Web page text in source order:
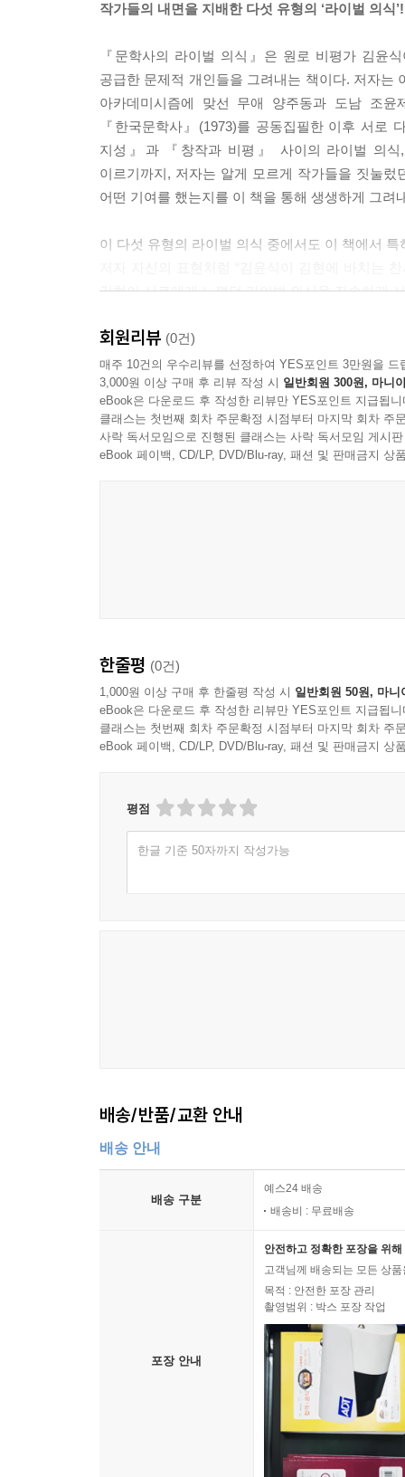
위에서 본 김현의 저러한 견해가 여기에서 왔지 않
서정성’이 그것이며 ‘열정=재능’의 도식이 그것
아니라 김윤식에 대한 ‘사랑’이었다. 사랑하지 않
김현의 아킬레스건이 ‘실증주의’였던 증거치고 이
실상 김현이 한동안 라이벌인 『창작과 비평』에
을 갖고 있지 않았다. 김윤식의 『한국근대문예비
와 붕어를 못 보았던 것이다. 아무 이론도 공부한
--- p.162~163
은 관촌 마을의 소년이 서라벌예대에 들고, 『장
때 이따금 관악산의 키 큰 비평가도 끼어들어 저
으로 펼쳐져 있었다.
--- p.353
작가들의 내면을 지배한 다섯 유형의 ‘라이벌 의식
『문학사의 라이벌 의식』은 원로 비평가 김윤
공급한 문제적 개인들을 그려내는 책이다. 저자는
아카데미시즘에 맞선 무애 양주동과 도남 조
『한국문학사』(1973)를 공동집필한 이후 서로
지성』과 『창작과 비평』 사이의 라이벌 의
이르기까지, 저자는 알게 모르게 작가들을 짓눌
어떤 기여를 했는지를 이 책을 통해 생생하게 그려
이 다섯 유형의 라이벌 의식 중에서도 이 책에서 특
김현이 서로에게 느꼈던 라이벌 의식을 진솔하게
“김윤식 자신의 글쓰기의 참모습”(160쪽)이었
있었다는 것. 그것은 바로 ‘실증주의적 정신’이라
김현은 죽음의 시기에 와서야 분석해 냈다는 것이
대한 ‘사랑’ 때문이었을 것이라는 진솔한 고백을 들
이 책은 ‘문학사의 라이벌’이라는 표제로 계간
이 책에서 처음 다루고 있는 문인들은 경성제국
경성제국대학은 조선문화의 연구를 통해 중국문
있는데, 그러한 설립 목표를 가장 전형적으로 드
연구의 학문적 원점의 하나라고 할 수 있는 것이
위치가 확보될 수 있었고, 따라서 오구라의 연
대표하는 오구라의 연구에 도전한 것이 바로 무애
이 책의 3장에서 다루고 있는 것은 평론가 이어령
매체를 중심으로 벌어져 대중적 관심을 끌었기
논쟁이었다고 평가한다.
논쟁은 이어령이 1967년을 두고 ‘에비’가 지배
있지도 않은 ‘상업주의의 에비’, 있지도 않은 소
반문화적 풍토와 싸워 그 ‘에비’의 가면을 벗기
일어나 군부독재가 7년이나 강제한 언론통제
「지식인의 사회참여」(1968)를 『사상계』에 발
이 이후에도 많은 글들이 오고 갔지만, 사실상
문인의 내면의 치열성을 문제 삼으며 창작의 내
가능하다. ‘저항의 문학’의 기수로서 비평가적
회원리뷰 (0건)
매주 10건의 우수리뷰를 선정하여 YES포인트 3만원을 드
3,000원 이상 구매 후 리뷰 작성 시 일반회원 300원, 마니
eBook은 다운로드 후 작성한 리뷰만 YES포인트 지급됩니
클래스는 첫번째 회차 주문확정 시점부터 마지막 회차 주
사락 독서모임으로 진행된 클래스는 사락 독서모임 게시
eBook 페이백, CD/LP, DVD/Blu-ray, 패션 및 판매금지 상
한줄평 (0건)
1,000원 이상 구매 후 한줄평 작성 시 일반회원 50원, 마니
eBook은 다운로드 후 작성한 리뷰만 YES포인트 지급됩니
클래스는 첫번째 회차 주문확정 시점부터 마지막 회차 주
eBook 페이백, CD/LP, DVD/Blu-ray, 패션 및 판매금지 상
평점
한글 기준 50자까지 작성가능
배송/반품/교환 안내
배송 안내
배송 구분
예스24 배송
배송비 : 무료배송
포장 안내
안전하고 정확한 포장을 위
고객님께 배송되는 모든 상
목적 : 안전한 포장 관리
촬영범위 : 박스 포장 작업